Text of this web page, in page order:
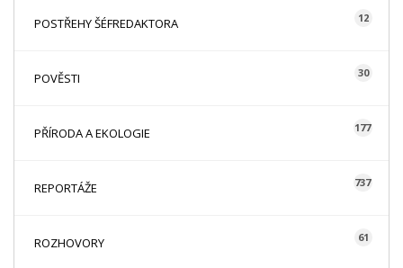
POSTŘEHY ŠÉFREDAKTORA 12
POVĚSTI 30
PŘÍRODA A EKOLOGIE 177
REPORTÁŽE 737
ROZHOVORY 61